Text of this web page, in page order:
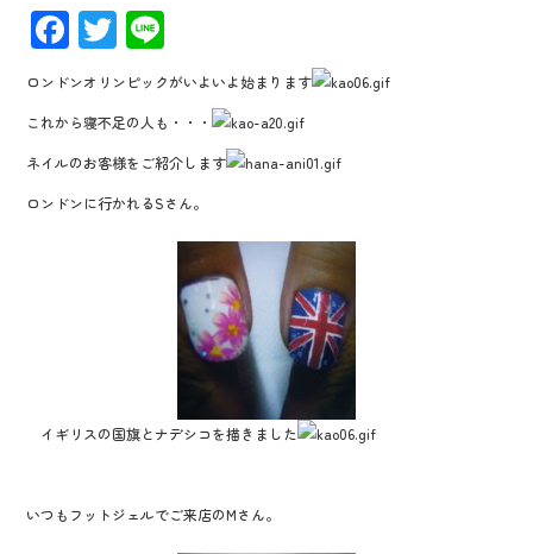
F
ac
e
b
o
o
T
wi
tt
er
n
e
ロンドンオリンピックがいよいよ始まります
これから寝不足の人も・・・
ネイルのお客様をご紹介します
ロンドンに行かれるSさん。
イギリスの国旗とナデシコを描きました
いつもフットジェルでご来店のMさん。